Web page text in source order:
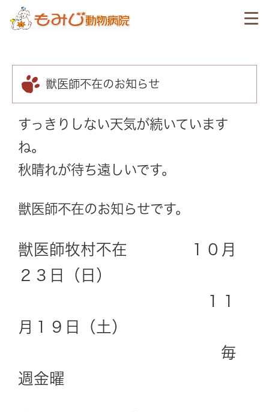
獣医師不在のお知らせ
すっきりしない天気が続いています
ね。
秋晴れが待ち遠しいです。
獣医師不在のお知らせです。
獣医師牧村不在 １０月
２３日（日）
１１
月１９日（土）
毎
週金曜